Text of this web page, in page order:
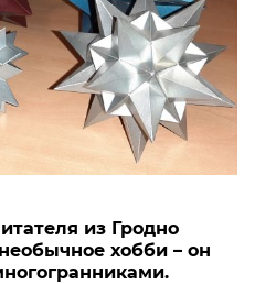
из Гродно
хобби – он